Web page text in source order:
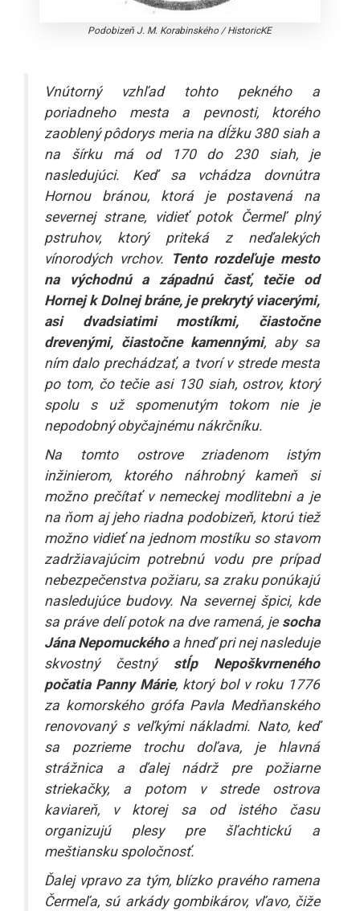
Podobizeň J. M. Korabinského/HistoricKE
Vnútorný vzhľad tohto pekného a
poriadneho mesta a pevnosti, ktorého
zaoblený pôdorys meria na dĺžku 380 siah a
na šírku má od 170 do 230 siah, je
nasledujúci. Keď sa vchádza dovnútra
Hornou bránou, ktorá je postavená na
severnej strane, vidieť potok Čermeľ plný
pstruhov, ktorý priteká z neďalekých
vínorodých vrchov.
Tento rozdeľuje mesto
na východnú a západnú časť, tečie od
Hornej k Dolnej bráne, je prekrytý viacerými,
asi dvadsiatimi mostíkmi, čiastočne
drevenými, čiastočne kamennými, aby sa
ním dalo prechádzať, a tvorí v strede mesta
po tom, čo tečie asi 130 siah, ostrov, ktorý
spolu s už spomenutým tokom nie je
nepodobný obyčajnému nákrčníku.
Na tomto ostrove zriadenom istým
inžinierom, ktorého náhrobný kameň si
možno prečítať v nemeckej modlitebni a je
na ňom aj jeho riadna podobizeň, ktorú tiež
možno vidieť na jednom mostíku so stavom
zadržiavajúcim potrebnú vodu pre prípad
nebezpečenstva požiaru, sa zraku ponúkajú
nasledujúce budovy. Na severnej špici, kde
sa práve delí potok na dve ramená, je socha
Jána Nepomuckéhoa hneď pri nej nasleduje
skvostný čestný stĺp Nepoškvrneného
počatia Panny Márie, ktorý bol v roku 1776
za komorského grófa Pavla Medňanského
renovovaný s veľkými nákladmi. Nato, keď
sa pozrieme trochu doľava, je hlavná
strážnica a ďalej nádrž pre požiarne
striekačky, a potom v strede ostrova
kaviareň, v ktorej sa od istého času
organizujú plesy pre šľachtickú a
meštiansku spoločnosť.
Ďalej vpravo za tým, blízko pravého ramena
Čermeľa, sú arkády gombikárov, vľavo, čiže